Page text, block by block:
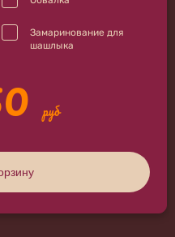
Замаринование для
шашлыка
руб